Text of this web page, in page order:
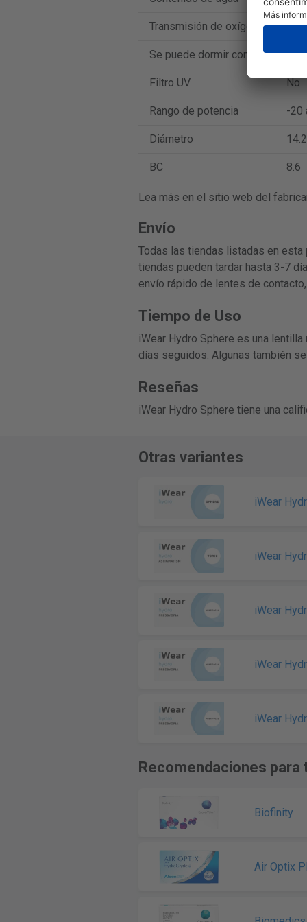
Transmisión de oxígeno 42
Se puede dormir con ellos No
Filtro UV No
Rango de potencia -20
Diámetro 14.2
BC 8.6
Lea más en el sitio web del
Envío
Todas las tiendas listadas en esta
tiendas pueden tardar hasta 3-7
envío rápido de lentes de
Tiempo de Uso
iWear Hydro Sphere es una
días seguidos. Algunas también
Reseñas
iWear Hydro Sphere tiene una
Otras variantes
iWear
iWear
iWear
iWear
iWear
Recomendaciones para
Biofinity
Air Optix